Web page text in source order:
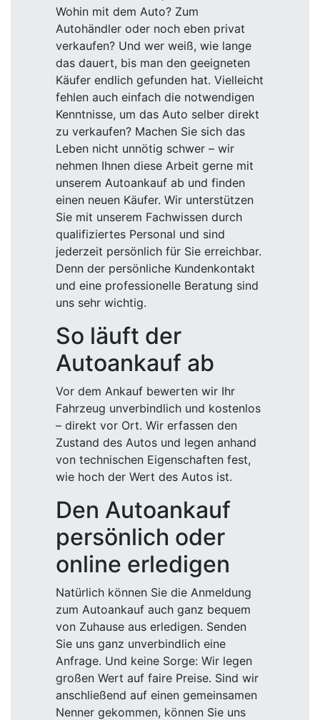
Wohin mit dem Auto? Zum
Autohändler oder noch eben privat
verkaufen? Und wer weiß, wie lange
das dauert, bis man den geeigneten
Käufer endlich gefunden hat. Vielleicht
fehlen auch einfach die notwendigen
Kenntnisse, um das Auto selber direkt
zu verkaufen? Machen Sie sich das
Leben nicht unnötig schwer – wir
nehmen Ihnen diese Arbeit gerne mit
unserem Autoankauf ab und finden
einen neuen Käufer. Wir unterstützen
Sie mit unserem Fachwissen durch
qualifiziertes Personal und sind
jederzeit persönlich für Sie erreichbar.
Denn der persönliche Kundenkontakt
und eine professionelle Beratung sind
uns sehr wichtig.
So läuft der
Autoankauf ab
Vor dem Ankauf bewerten wir Ihr
Fahrzeug unverbindlich und kostenlos
– direkt vor Ort. Wir erfassen den
Zustand des Autos und legen anhand
von technischen Eigenschaften fest,
wie hoch der Wert des Autos ist.
Den Autoankauf
persönlich oder
online erledigen
Natürlich können Sie die Anmeldung
zum Autoankauf auch ganz bequem
von Zuhause aus erledigen. Senden
Sie uns ganz unverbindlich eine
Anfrage. Und keine Sorge: Wir legen
großen Wert auf faire Preise. Sind wir
anschließend auf einen gemeinsamen
Nenner gekommen, können Sie uns